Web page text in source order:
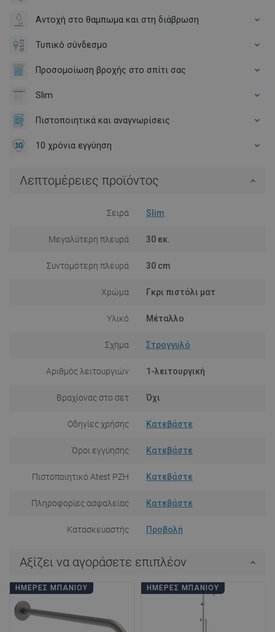
Αντοχή στο θαμπωμα και στη διάβρωση
Τυπικό σύνδεσμο
Προσομοίωση βροχής στο σπίτι σας
Slim
Πιστοποιητικά και αναγνωρίσεις
10 χρόνια εγγύηση
Λεπτομέρειες προϊόντος
Σειρά Slim
Μεγαλύτερη πλευρά 30 εκ.
Συντομότερη πλευρά 30 cm
Χρώμα Γκρι πιστόλι ματ
Υλικό Μέταλλο
Σχήμα Στρογγυλό
Αριθμός λειτουργιών 1-λειτουργική
Βραχίονας στο σετ Όχι
Οδηγίες χρήσης Κατεβάστε
Όροι εγγύησης Κατεβάστε
Πιστοποιητικό Atest PZH Κατεβάστε
Πληροφορίες ασφαλείας Κατεβάστε
Κατασκευαστής Προβολή
Αξίζει να αγοράσετε επιπλέον
ΗΜΈΡΕΣ ΜΠΆΝΙΟΥ ΗΜΈΡΕΣ ΜΠΆΝΙΟΥ